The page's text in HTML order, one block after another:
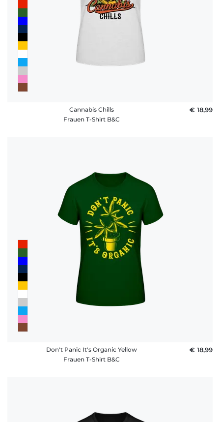
Cannabis Chills
Frauen T-Shirt B&C
€ 18,99
Don't Panic It's Organic Yellow
Frauen T-Shirt B&C
€ 18,99